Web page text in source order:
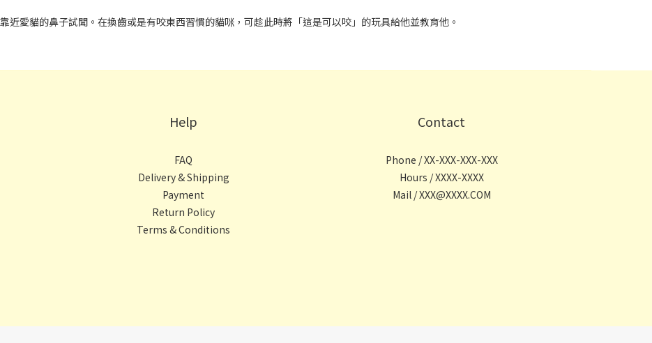
近愛貓的鼻子試聞。在換齒或是有咬東西習慣的貓咪，可趁此時將「這是可以咬」的玩具給他並教育他。
Help
FAQ
Delivery & Shipping
Payment
Return Policy
Terms & Conditions
Contact
Phone / XX-XXX-XXX-XXX
Hours / XXXX-XXXX
Mail / XXX@XXXX.COM